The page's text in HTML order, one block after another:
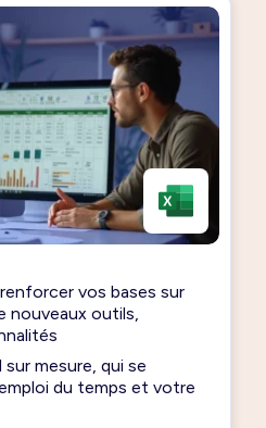
vos bases sur
nouveaux outils,
mesure, qui se
du temps et votre